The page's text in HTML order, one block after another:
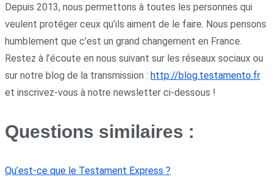
Depuis 2013, nous permettons à toutes les personnes qui
veulent protéger ceux qu’ils aiment de le faire. Nous pensons
humblement que c’est un grand changement en France.
Restez à l’écoute en nous suivant sur les réseaux sociaux ou
sur notre blog de la transmission : http://blog.testamento.fr
et inscrivez-vous à notre newsletter ci-dessous !
Questions similaires :
Qu’est-ce que le Testament Express ?